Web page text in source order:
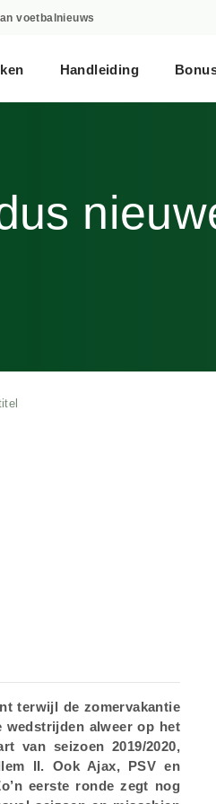
van voetbalnieuws
Handleiding Bonus
titel
start. Want terwijl de
is, staan de eerste
weekend is de officiële
tussen PEC Zwolle en
of zondag hun eerste